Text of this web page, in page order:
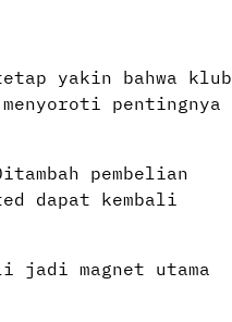
yakin bahwa klub
pentingnya
pembelian
dapat kembali
jadi magnet utama